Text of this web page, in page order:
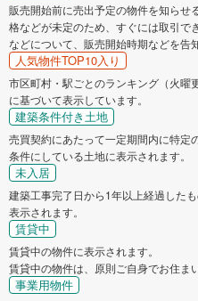
販売開始前に売出予定の物件を知らせ
格などが未定のため、すぐには取引で
などについて、販売開始時期などを告
人気物件TOP10入り
市区町村・駅ごとのランキング（火曜
に基づいて表示しています。
建築条件付き土地
売買契約にあたって一定期間内に特定
条件にしている土地に表示されます。
未入居
建築工事完了日から1年以上経過した
表示されます。
賃貸中
賃貸中の物件に表示されます。
賃貸中の物件は、原則ご自身でお住ま
事業用物件